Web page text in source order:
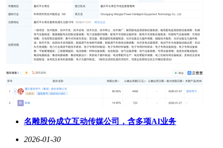
名雕股份成立互动传媒公司，含多项AI业务
2026-01-30